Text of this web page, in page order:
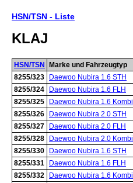
HSN/TSN - Liste
KLAJ
HSN/TSN Marke und Fahrzeugtyp
8255/323
Daewoo Nubira 1.6 STH
8255/324
Daewoo Nubira 1.6 FLH
8255/325
Daewoo Nubira 1.6 Kombi
8255/326
Daewoo Nubira 2.0 STH
8255/327
Daewoo Nubira 2.0 FLH
8255/328
Daewoo Nubira 2.0 Kombi
8255/330
Daewoo Nubira 1.6 STH
8255/331
Daewoo Nubira 1.6 FLH
8255/332
Daewoo Nubira 1.6 Kombi